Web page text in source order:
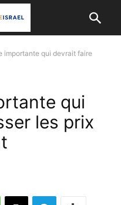
importante qui devrait faire
qui
les prix